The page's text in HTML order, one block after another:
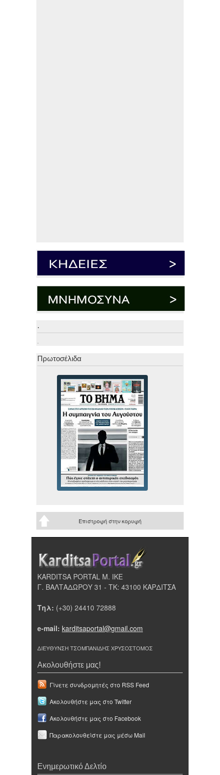
.
.
Πρωτοσέλιδα
Επιστροφή στην κορυφή
KARDITSA PORTAL Μ. ΙΚΕ
Γ. ΒΑΛΤΑΔΩΡΟΥ 31 - ΤΚ: 43100 ΚΑΡΔΙΤΣΑ
Τηλ: (+30) 24410 72888
e-mail: karditsaportal@gmail.com
ΔΙΕΥΘΥΝΣΗ ΤΣΟΜΠΑΝΙΔΗΣ ΧΡΥΣΟΣΤΟΜΟΣ
Ακολουθήστε μας!
Γίνετε συνδρομητές στο RSS Feed
Ακολουθήστε μας στο Twitter
Ακολουθήστε μας στο Facebook
Παρακολουθείστε μας μέσω Mail
Ενημερωτικό Δελτίο